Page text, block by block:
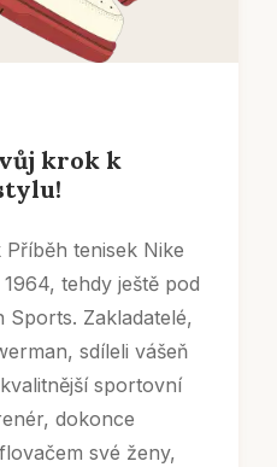
krok k
tenisek Nike
tehdy ještě pod
Sports. Zakladatelé,
sdíleli vášeň
sportovní
dokonce
své ženy,